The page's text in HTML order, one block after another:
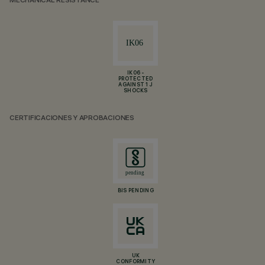
IK06 -
PROTECTED
AGAINST 1 J
SHOCKS
CERTIFICACIONES Y APROBACIONES
BIS PENDING
UK
CONFORMITY